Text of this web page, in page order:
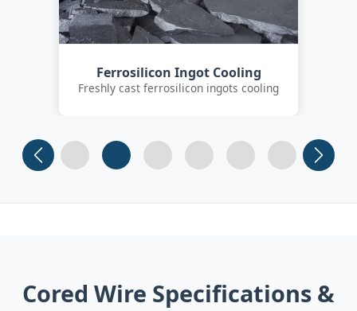
Customer Quality Check
International clients inspecting FeSi
inoculant
Slide 1 Slide 2 Slide 3 (current)
Slide 4 Slide 5 Slide 6
Cored Wire Specifications &